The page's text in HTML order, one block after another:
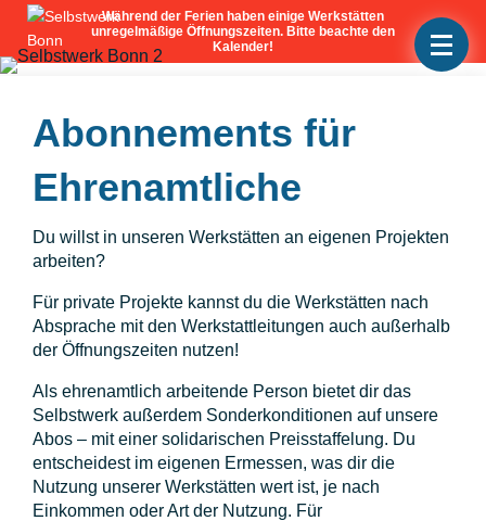
Abonnements für
Ehrenamtliche
Du willst in unseren Werkstätten an eigenen Projekten
arbeiten?
Für private Projekte kannst du die Werkstätten nach
Absprache mit den Werkstattleitungen auch außerhalb
der Öffnungszeiten nutzen!
Als ehrenamtlich arbeitende Person bietet dir das
Selbstwerk außerdem Sonderkonditionen auf unsere
Abos – mit einer solidarischen Preisstaffelung. Du
entscheidest im eigenen Ermessen, was dir die
Nutzung unserer Werkstätten wert ist, je nach
Einkommen oder Art der Nutzung. Für